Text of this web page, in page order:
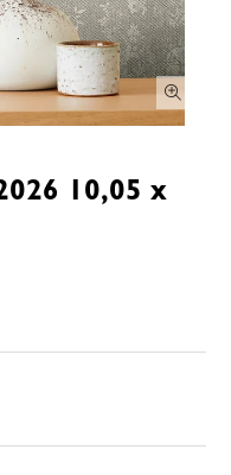
10,05 x